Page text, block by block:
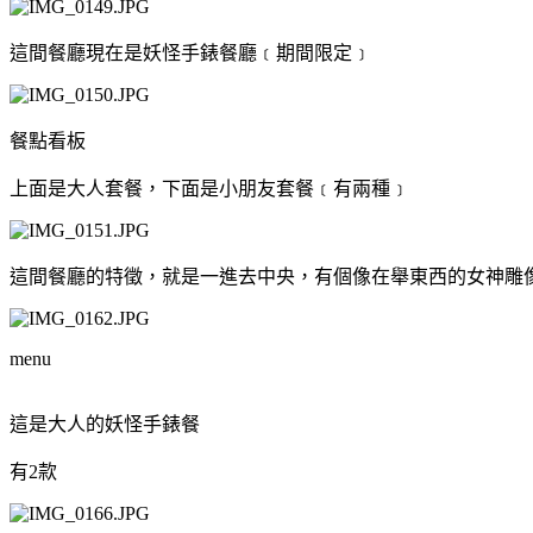
這間餐廳現在是妖怪手錶餐廳﹝期間限定﹞
餐點看板
上面是大人套餐，下面是小朋友套餐﹝有兩種﹞
這間餐廳的特徵，就是一進去中央，有個像在舉東西的女神雕
menu
這是大人的妖怪手錶餐
有2款